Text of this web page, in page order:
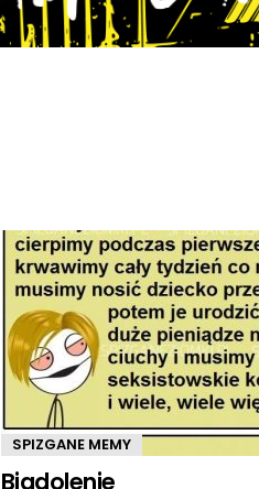
SPIZGANE MEMY
Biadolenie